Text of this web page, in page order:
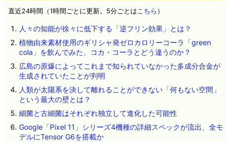
直近24時間（1時間ごとに更新。5分ごとはこちら ）
人々の知能が徐々に低下する「逆フリン効果」とは？
植物由来素材使用のギリシャ発ゼロカロリーコーラ「green
cola」を飲んでみた、コカ・コーラとどう違うのか？
広島の原爆によってこれまで知られていなかった多成分合金が
生成されていたことが判明
人類が太陽系を決して離れることができない「何もない空間」
という最大の壁とは？
細菌と古細菌はそれぞれ独立して進化した可能性
Google「Pixel 11」シリーズ4機種の詳細スペックが流出、全モ
デルにTensor G6を搭載か